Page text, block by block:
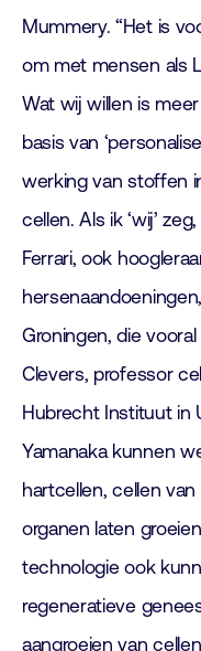
Mummery. “Het is
om met mensen als
Wat wij willen is
basis van
werking van stoffen
cellen. Als ik ‘wij’
Ferrari, ook
Groningen, die
Clevers, professor
Hubrecht Instituut in
Yamanaka kunnen
hartcellen, cellen
organen laten
technologie ook
regeneratieve
aangroeien van